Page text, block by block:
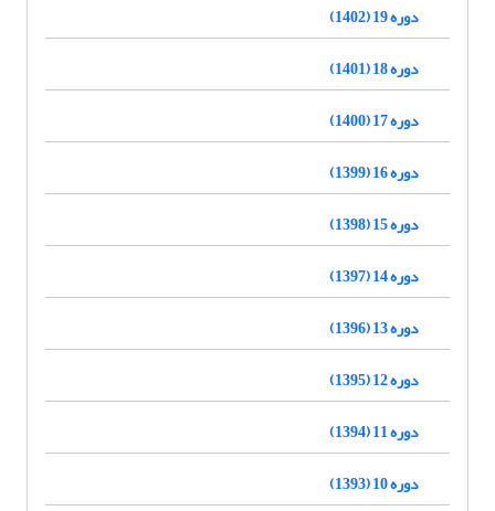
دوره 19 (1402)
دوره 18 (1401)
دوره 17 (1400)
دوره 16 (1399)
دوره 15 (1398)
دوره 14 (1397)
دوره 13 (1396)
دوره 12 (1395)
دوره 11 (1394)
دوره 10 (1393)